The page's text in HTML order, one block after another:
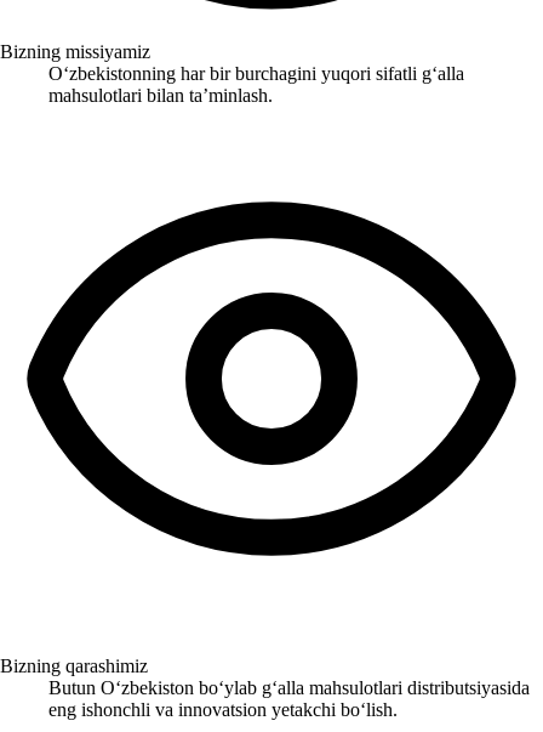
Bizning missiyamiz
Oʻzbekistonning har bir burchagini yuqori sifatli gʻalla
mahsulotlari bilan taʼminlash.
Bizning qarashimiz
Butun Oʻzbekiston boʻylab gʻalla mahsulotlari distributsiyasida
eng ishonchli va innovatsion yetakchi boʻlish.